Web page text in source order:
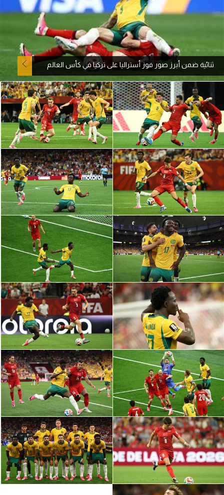
آراء حرة
بطولات
أمريكا 2026
الدوري المصري
الدوري الإنجليزي الممتاز
الدوري الإسباني
الدوري الإيطالي
الدوري الألماني
الدوري الفرنسي
الدوري السعودي للمحترفين
دوري أبطال أوروبا
دوري أبطال إفريقيا
كل البطولات
أقسام
الكرة المصرية
الدوري المصري
الكرة الأوروبية
الكرة الإفريقية
منتخب مصر
سعودي في الجول
الدوري الإنجليزي
ثنائية ضمن أبرز صور فوز أستراليا على تركيا في كأس العالم